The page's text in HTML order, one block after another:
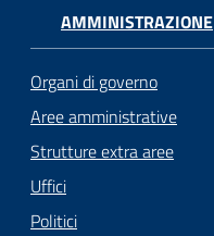
AMMINISTRAZIONE
Organi di governo
Aree amministrative
Strutture extra aree
Uffici
Politici